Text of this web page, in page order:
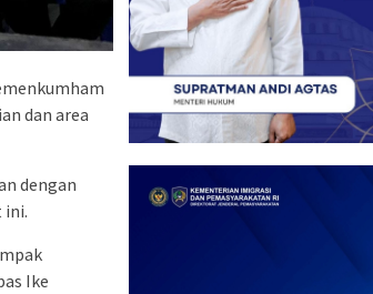
dan area
dengan
ini.
Ike